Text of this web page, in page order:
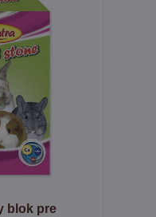
blok pre